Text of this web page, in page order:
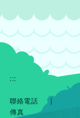
:::
聯絡電話
|
傳真